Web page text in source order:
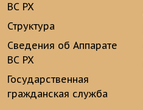
ВС РХ
Структура
Сведения об Аппарате
ВС РХ
Государственная
гражданская служба